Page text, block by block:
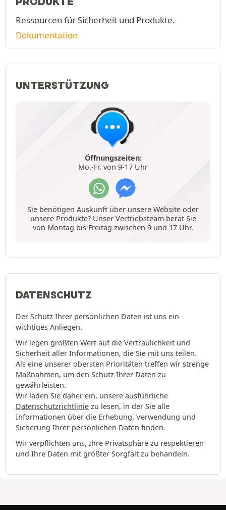
Ressourcen für Sicherheit und Produkte.
Dokumentation
UNTERSTÜTZUNG
Öffnungszeiten:
Mo.-Fr. von 9-17 Uhr
Sie benötigen Auskunft über unsere Website oder
unsere Produkte? Unser Vertriebsteam berät Sie
von Montag bis Freitag zwischen 9 und 17 Uhr.
DATENSCHUTZ
Der Schutz Ihrer persönlichen Daten ist uns ein
wichtiges Anliegen.
Wir legen größten Wert auf die Vertraulichkeit und
Sicherheit aller Informationen, die Sie mit uns teilen.
Als eine unserer obersten Prioritäten treffen wir strenge
Maßnahmen, um den Schutz Ihrer Daten zu
gewährleisten.
Wir laden Sie daher ein, unsere ausführliche
Datenschutzrichtlinie zu lesen, in der Sie alle
Informationen über die Erhebung, Verwendung und
Sicherung Ihrer persönlichen Daten finden.
Wir verpflichten uns, Ihre Privatsphäre zu respektieren
und Ihre Daten mit größter Sorgfalt zu behandeln.